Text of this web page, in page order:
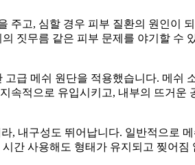
주고, 심할 경우 피부 질환의 원인이
짓무름 같은 피부 문제를 야기할 수
급 메쉬 원단을 적용했습니다. 메
속적으로 유입시키고, 내부의 뜨거
, 내구성도 뛰어납니다. 일반적으로
간 사용해도 형태가 유지되고 찢어짐